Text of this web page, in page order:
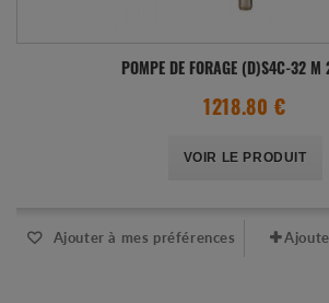
POMPE DE FORAGE (D)S4C-32 M
1218.80 €
VOIR LE PRODUIT
Ajouter à mes préférences